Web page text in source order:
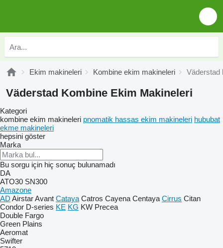
Ekim makineleri Kombine ekim makineleri Väderstad
Väderstad Kombine Ekim Makineleri
Kategori
kombine ekim makineleri pnomatik hassas ekim makineleri hububat
ekme makineleri
hepsini göster
Marka
Bu sorgu için hiç sonuç bulunamadı
DA
ATO30 SN300
Amazone
AD AirstarAvant Cataya Catros Cayena Centaya Cirrus Citan
Condor D-series KE KG KW Precea
Double Fargo
Green Plains
Aeromat
Swifter